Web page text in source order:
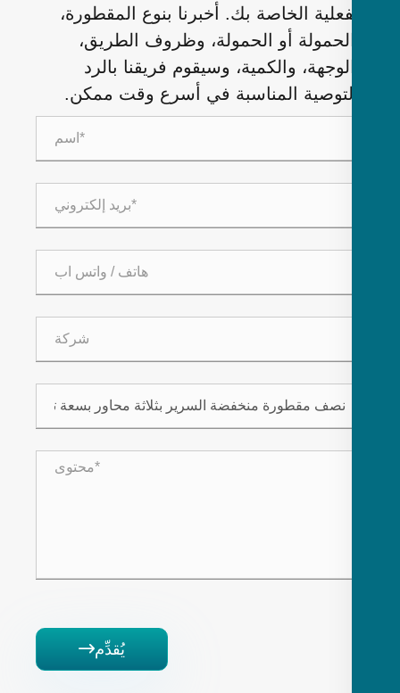
الخاصة بك. أخبرنا بنوع المقطورة،
أو الحمولة، وظروف الطريق،
والكمية، وسيقوم فريقنا بالرد
المناسبة في أسرع وقت ممكن.